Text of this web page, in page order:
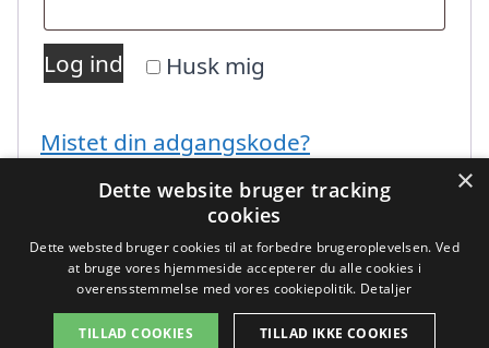
Husk mig
Log ind
Mistet din adgangskode?
Copyright 2026 - Pilanto Aps
×
Dette website bruger tracking
cookies
Dette websted bruger cookies til at forbedre brugeroplevelsen. Ved
at bruge vores hjemmeside accepterer du alle cookies i
overensstemmelse med vores cookiepolitik. Detaljer
TILLAD COOKIES TILLAD IKKE COOKIES